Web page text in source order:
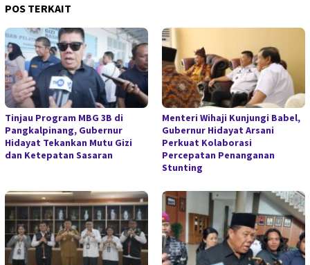
POS TERKAIT
Tinjau Program MBG 3B di
Pangkalpinang, Gubernur
Hidayat Tekankan Mutu Gizi
dan Ketepatan Sasaran
Menteri Wihaji Kunjungi Babel,
Gubernur Hidayat Arsani
Perkuat Kolaborasi
Percepatan Penanganan
Stunting